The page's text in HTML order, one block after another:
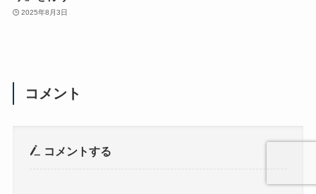
2025年8月3日
コメント
コメントする